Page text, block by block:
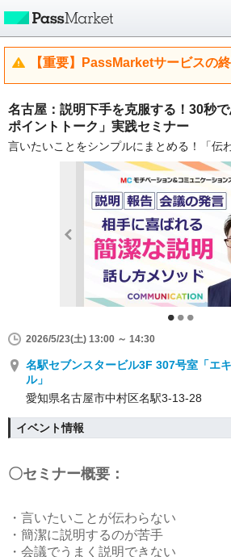
【重要】PassMarketサービスの
名古屋：説明下手を克服する！30秒
ポイントトーク」実践セミナー
言いたいことをシンプルにまとめる！「伝
2026/5/23(土) 13:00 ～ 14:30
名駅セブンスタービル3F 307号室「エ
ル」
愛知県名古屋市中村区名駅3-13-28
イベント情報
〇セミナー概要：
・言いたいことが伝わらない
・簡潔に説明するのが苦手
・会議でうまく説明できない